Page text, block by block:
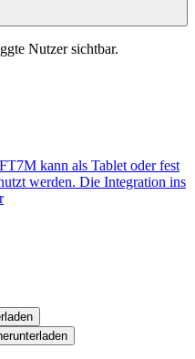
Nutzer sichtbar.
kann als Tablet oder fest
werden. Die Integration ins